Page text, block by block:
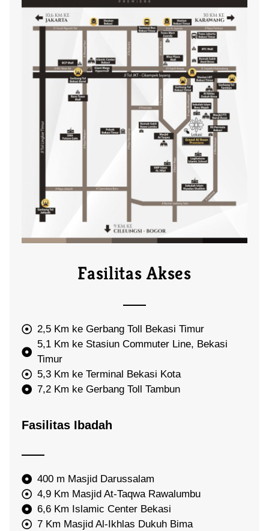
Fasilitas Akses
2,5 Km ke Gerbang Toll Bekasi Timur
5,1 Km ke Stasiun Commuter Line, Bekasi
Timur
5,3 Km ke Terminal Bekasi Kota
7,2 Km ke Gerbang Toll Tambun
Fasilitas Ibadah
400 m Masjid Darussalam
4,9 Km Masjid At-Taqwa Rawalumbu
6,6 Km Islamic Center Bekasi
7 Km Masjid Al-Ikhlas Dukuh Bima